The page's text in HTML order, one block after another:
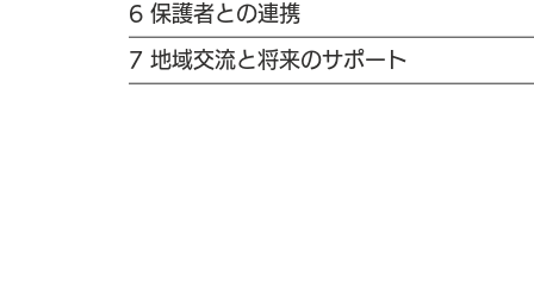
6 保護者との連携
7 地域交流と将来のサポート